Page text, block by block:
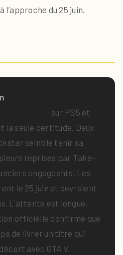
du 25 juin.
sur PS5 et
la seule certitude. Deux
semble tenir sa
reprises par Take-
engageants. Les
le 25 juin et devraient
L’attente est longue,
officielle confirme que
de livrer un titre qui
avec GTA V.